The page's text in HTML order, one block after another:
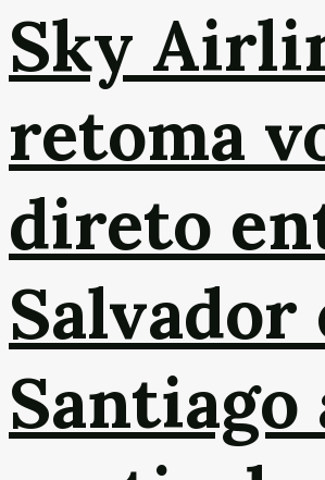
Sky
retoma
direto
Salvador
Santiago